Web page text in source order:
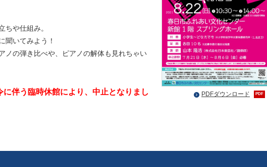
ちや仕組み。
聞いてみよう！
ノの弾き比べや、ピアノの解体も見れちゃい
伴う臨時休館により、中止となりまし
PDFダウンロード PDF